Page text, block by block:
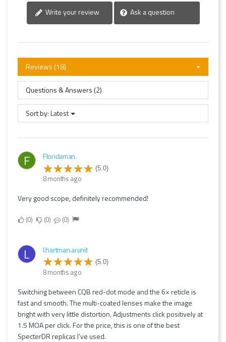
Write your review Ask a question
Reviews (18)
Questions & Answers (2)
Sort by:Latest
F Floridaman.
(5.0)
8 months ago
Very good scope, definitely recommended!
0 0 0
L l.hartman.arunit
(5.0)
8 months ago
Switching between CQB red-dot mode and the 6× reticle is
fast and smooth. The multi-coated lenses make the image
bright with very little distortion. Adjustments click positively at
1.5 MOA per click. For the price, this is one of the best
SpecterDR replicas I’ve used.